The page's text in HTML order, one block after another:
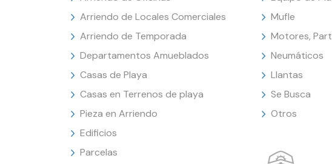
Arriendo de Locales Comerciales
Arriendo de Temporada
Departamentos Amueblados
Casas de Playa
Casas en Terrenos de playa
Pieza en Arriendo
Edificios
Parcelas
Mufle
Motores,
Neumáticos
Llantas
Se Busca
Otros